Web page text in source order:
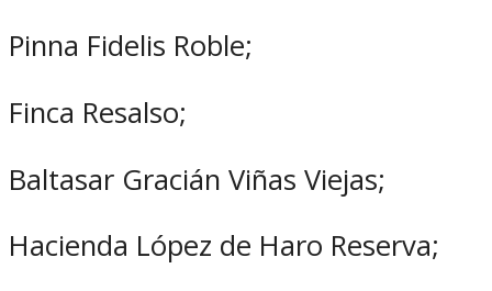
Pinna Fidelis Roble;
Finca Resalso;
Baltasar Gracián Viñas Viejas;
Hacienda López de Haro Reserva;